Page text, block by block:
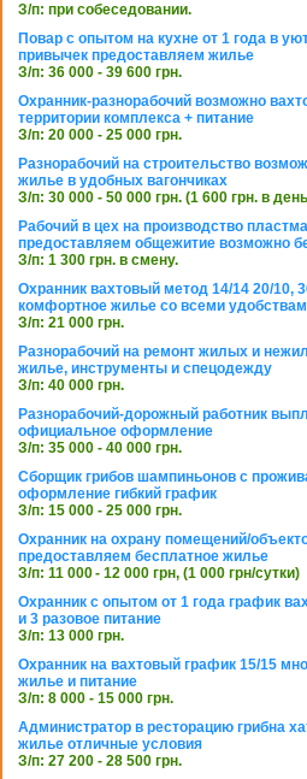
З/п: при собеседовании.
Повар с опытом на кухне от 1 года в
привычек предоставляем жилье
З/п: 36 000 - 39 600 грн.
Охранник-разнорабочий возможно
территории комплекса + питание
З/п: 20 000 - 25 000 грн.
Разнорабочий на строительство
жилье в удобных вагончиках
З/п: 30 000 - 50 000 грн. (1 600 грн. в
Рабочий в цех на производство
предоставляем общежитие возможно
З/п: 1 300 грн. в смену.
Охранник вахтовый метод 14/14 20/10,
комфортное жилье со всеми
З/п: 21 000 грн.
Разнорабочий на ремонт жилых и
жилье, инструменты и спецодежду
З/п: 40 000 грн.
Разнорабочий-дорожный работник
официальное оформление
З/п: 35 000 - 40 000 грн.
Сборщик грибов шампиньонов с
оформление гибкий график
З/п: 15 000 - 25 000 грн.
Охранник на охрану помещений/
предоставляем бесплатное жилье
З/п: 11 000 - 12 000 грн, (1 000 грн/сутки)
Охранник с опытом от 1 года график
и 3 разовое питание
З/п: 13 000 грн.
Охранник на вахтовый график 15/15
жилье и питание
З/п: 8 000 - 15 000 грн.
Администратор в ресторацию грибна
жилье отличные условия
З/п: 27 200 - 28 500 грн.